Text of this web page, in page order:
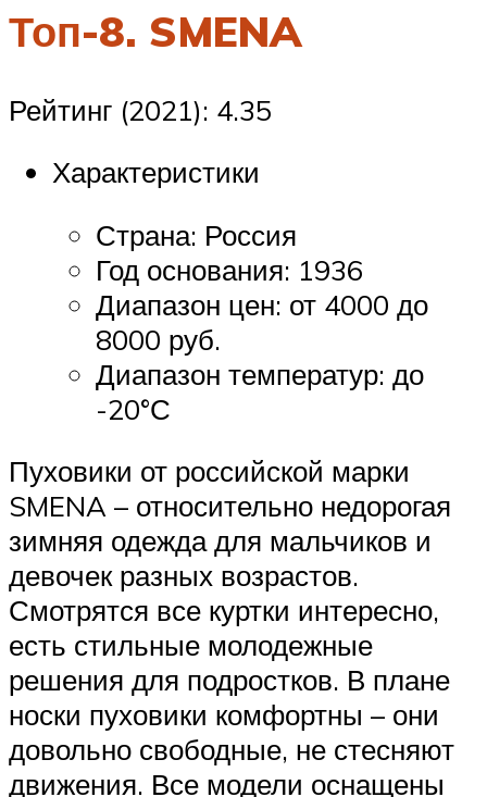
Топ-8. SMENA
Рейтинг (2021): 4.35
Характеристики
Страна: Россия
Год основания: 1936
Диапазон цен: от 4000 до
8000 руб.
Диапазон температур: до
-20°С
Пуховики от российской марки
SMENA – относительно недорогая
зимняя одежда для мальчиков и
девочек разных возрастов.
Смотрятся все куртки интересно,
есть стильные молодежные
решения для подростков. В плане
носки пуховики комфортны – они
довольно свободные, не стесняют
движения. Все модели оснащены